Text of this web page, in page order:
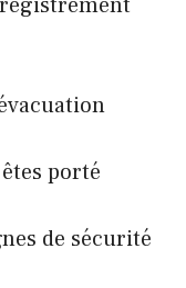
porté
de sécurité